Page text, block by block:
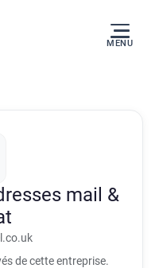
MENU
mail &
de cette entreprise.